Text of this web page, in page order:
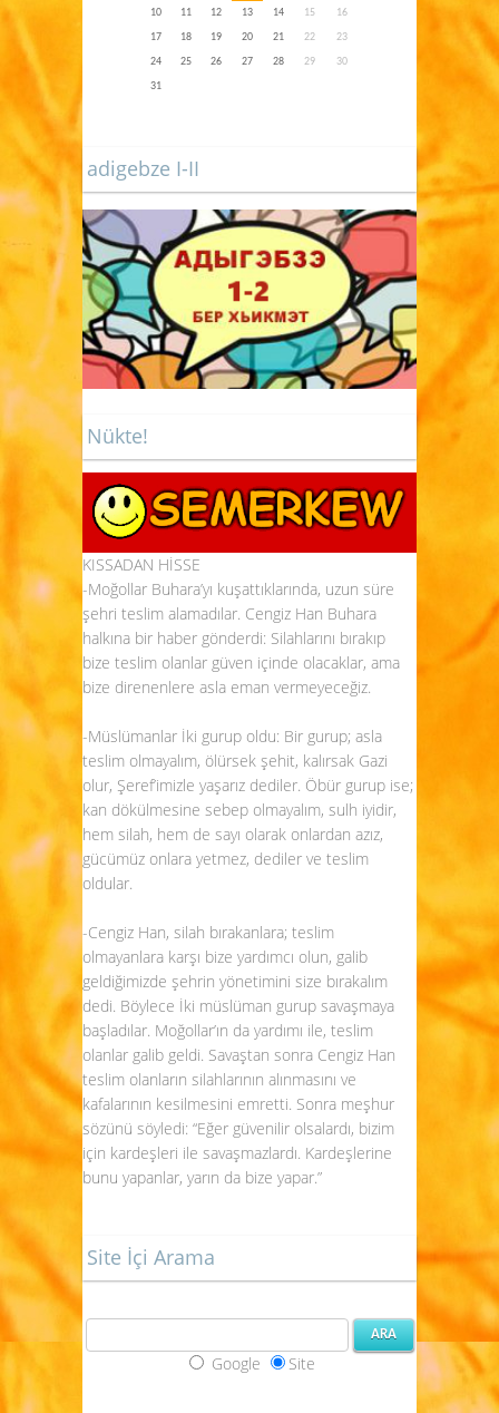
10
11 12 13 14 15
16
17
18 19 20 21 22
23
24
25 26 27 28 29
30
31
adigebze I-II
Nükte!
KISSADAN HİSSE
-Moğollar Buhara’yı kuşattıklarında, uzun süre
şehri teslim alamadılar. Cengiz Han Buhara
halkına bir haber gönderdi: Silahlarını bırakıp
bize teslim olanlar güven içinde olacaklar, ama
bize direnenlere asla eman vermeyeceğiz.
-Müslümanlar İki gurup oldu: Bir gurup; asla
teslim olmayalım, ölürsek şehit, kalırsak Gazi
olur, Şeref’imizle yaşarız dediler. Öbür gurup ise;
kan dökülmesine sebep olmayalım, sulh iyidir,
hem silah, hem de sayı olarak onlardan azız,
gücümüz onlara yetmez, dediler ve teslim
oldular.
-Cengiz Han, silah bırakanlara; teslim
olmayanlara karşı bize yardımcı olun, galib
geldiğimizde şehrin yönetimini size bırakalım
dedi. Böylece İki müslüman gurup savaşmaya
başladılar. Moğollar’ın da yardımı ile, teslim
olanlar galib geldi. Savaştan sonra Cengiz Han
teslim olanların silahlarının alınmasını ve
kafalarının kesilmesini emretti. Sonra meşhur
sözünü söyledi: “Eğer güvenilir olsalardı, bizim
için kardeşleri ile savaşmazlardı. Kardeşlerine
bunu yapanlar, yarın da bize yapar.”
Site İçi Arama
Google Site